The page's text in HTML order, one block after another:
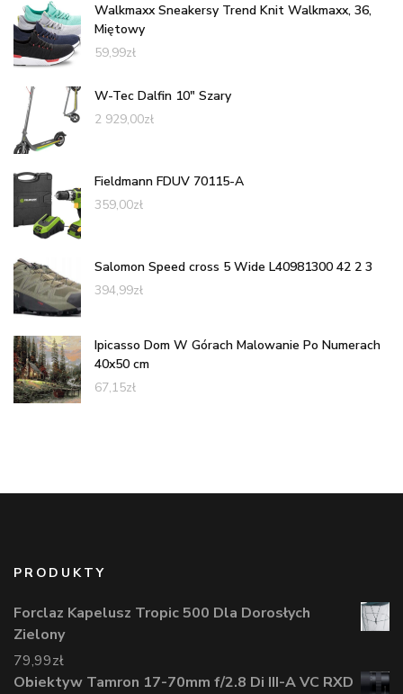
Walkmaxx Sneakersy Trend Knit Walkmaxx, 36,
Miętowy
59,99zł
W-Tec Dalfin 10" Szary
2 929,00zł
Fieldmann FDUV 70115-A
359,00zł
Salomon Speed cross 5 Wide L40981300 42 2 3
394,99zł
Ipicasso Dom W Górach Malowanie Po Numerach
40x50 cm
67,15zł
PRODUKTY
Forclaz Kapelusz Tropic 500 Dla Dorosłych
Zielony
79,99zł
Obiektyw Tamron 17-70mm f/2.8 Di III-A VC RXD